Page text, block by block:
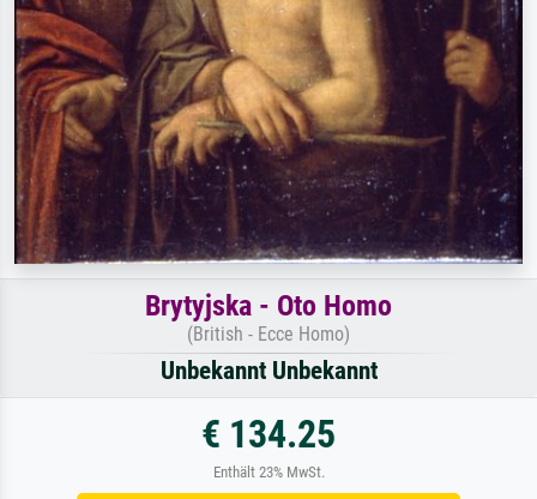
Brytyjska - Oto Homo
(British - Ecce Homo)
Unbekannt Unbekannt
€ 134.25
Enthält 23% MwSt.